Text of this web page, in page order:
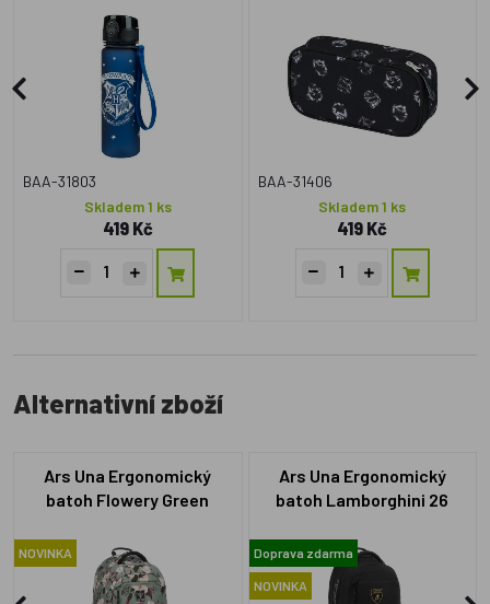
BAA-31803
Skladem 1 ks
419 Kč
BAA-31406
Skladem 1 ks
419 Kč
Alternativní zboží
Ars Una Ergonomický
batoh Flowery Green
NOVINKA
Ars Una Ergonomický
batoh Lamborghini 26
Doprava zdarma
NOVINKA